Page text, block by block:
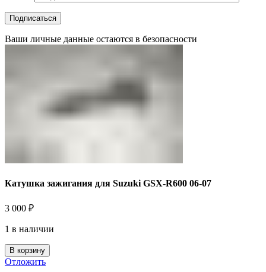
Ваши личные данные остаются в безопасности
Катушка зажигания для Suzuki GSX-R600 06-07
3 000 ₽
1 в наличии
В корзину
Отложить